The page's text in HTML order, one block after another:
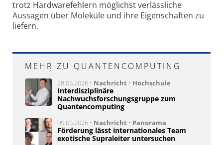
trotz Hardwarefehlern möglichst verlässliche
Aussagen über Moleküle und ihre Eigenschaften zu
liefern.
MEHR ZU QUANTENCOMPUTING
28.05.2026 • Nachricht • Hochschule
Interdisziplinäre
Nachwuchsforschungsgruppe zum
Quantencomputing
05.05.2026 • Nachricht • Panorama
Förderung lässt internationales Team
exotische Supraleiter untersuchen